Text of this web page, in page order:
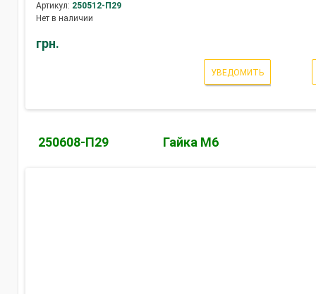
Артикул: 250512-П29
Нет в наличии
грн.
УВЕДОМИТЬ
250608-П29 Гайка М6